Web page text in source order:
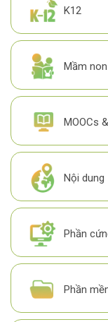
K12
Mầm non
MOOCs
Nội dung
Phần
Phần